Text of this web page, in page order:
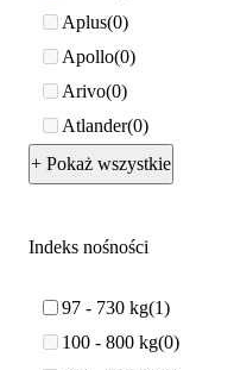
Aplus 0
Apollo 0
Arivo 0
Atlander 0
+ Pokaż wszystkie
Indeks nośności
97 - 730 kg 1
100 - 800 kg 0